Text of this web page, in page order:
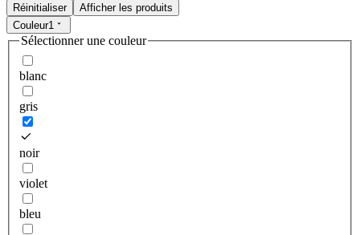
Réinitialiser
Afficher les produits
Couleur1
Sélectionner une couleur
blanc
gris
noir
violet
bleu